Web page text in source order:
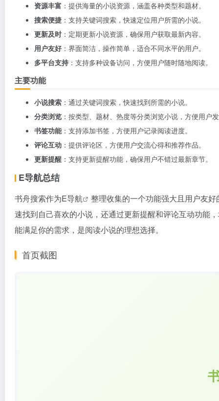
资源丰富 ：提供海量的小说资源，涵盖各种类型和题材。
搜索便捷 ：支持关键词搜索，快速定位用户所需的小说。
更新及时 ：定期更新小说资源，确保用户获取最新内容。
用户友好 ：界面简洁，操作简单，适合不同水平的用户。
多平台支持 ：支持多种设备访问，方便用户随时随地阅读。
主要功能
小说搜索 ：通过关键词搜索，快速找到所需的小说。
分类浏览 ：按类型、题材、热度等分类浏览小说，方便用户
书签功能：支持添加书签，方便用户记录阅读进度。
评论互动 ：提供评论区，方便用户交流心得和推荐作品。
更新提醒 ：支持更新提醒功能，确保用户不错过最新章节。
E导航总结
书舟搜索作为E导航
整理收集的一个功能强大且用户友
速找到自己喜欢的小说，还通过更新提醒和评论互动功能
能满足你的需求，是阅读小说的理想选择。
首页截图